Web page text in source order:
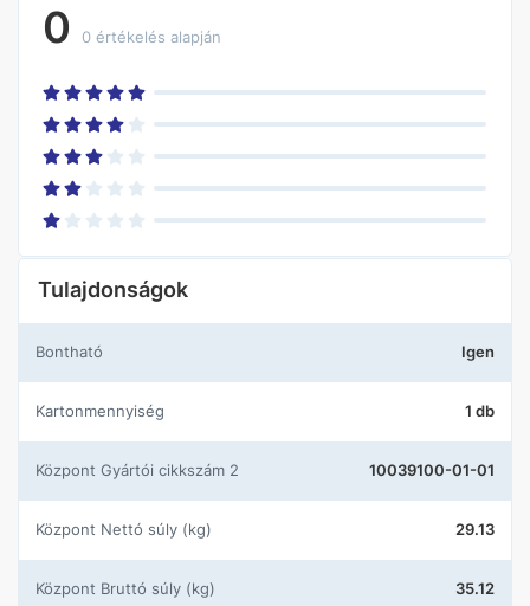
0 0 értékelés alapján
Tulajdonságok
Bontható Igen
Kartonmennyiség 1 db
központ Gyártói cikkszám 2 10039100-01-01
központ Nettó súly (kg) 29.13
központ Bruttó súly (kg) 35.12